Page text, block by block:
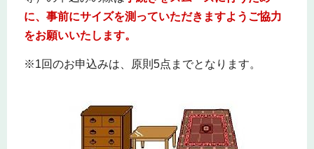
に、事前にサイズを測っていただきますようご協力
をお願いいたします。
※1回のお申込みは、原則5点までとなります。